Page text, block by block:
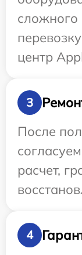
сложного
центр
3
После
расчет,
4